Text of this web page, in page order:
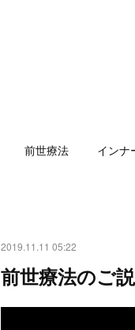
前世療法 インナ
2019.11.11 05:22
前世療法のご